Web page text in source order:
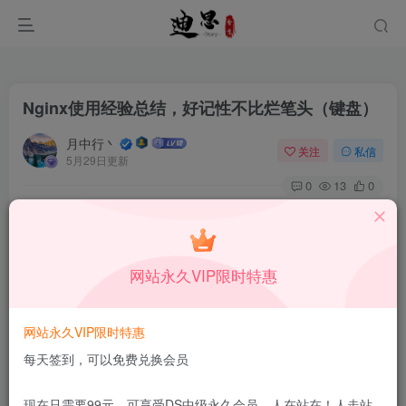
Nginx使用经验总结，好记性不比烂笔头（键盘）
月中行丶
5月29日更新
关注 私信
0 13 0
本站所有内容来自互联网收集，仅供学习和交流，请勿用于商业
用途。如有侵权、不妥之处，请第一时间联系我们删除！
[h1]基础知识[/h1]
网站永久VIP限时特惠
网站永久VIP限时特惠
每天签到，可以免费兑换会员